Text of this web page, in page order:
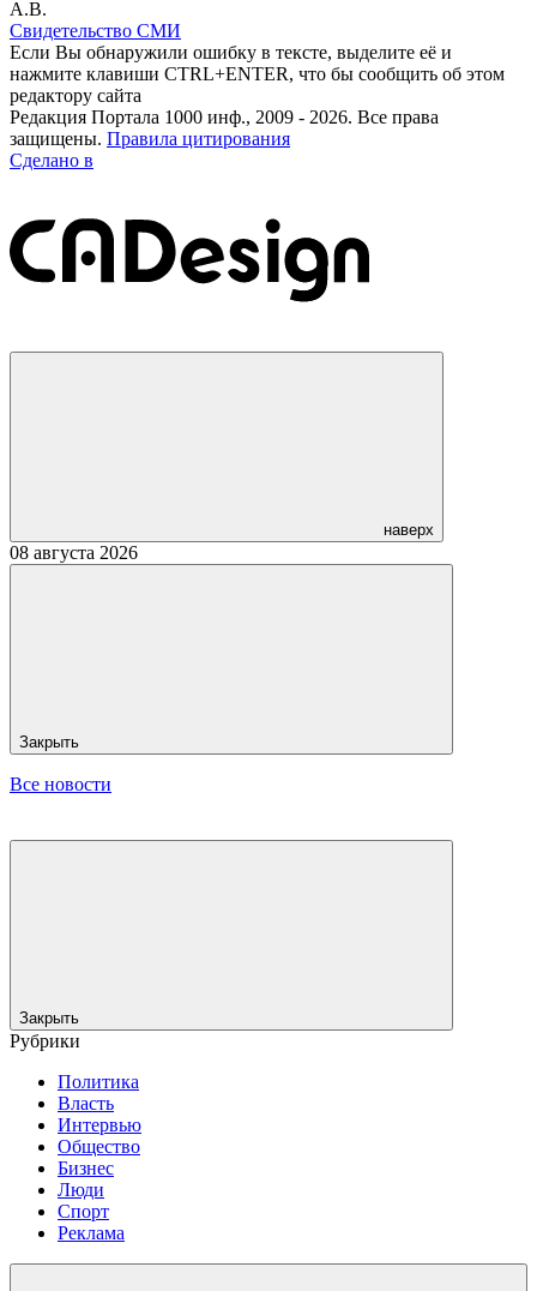
А.В.
Свидетельство СМИ
Если Вы обнаружили ошибку в тексте, выделите её и
нажмите клавиши CTRL+ENTER, что бы сообщить об этом
редактору сайта
Редакция Портала 1000 инф., 2009 - 2026. Все права
защищены. Правила цитирования
Сделано в
наверх
08 августа 2026
Закрыть
Все новости
Закрыть
Рубрики
Политика
Власть
Интервью
Общество
Бизнес
Люди
Спорт
Реклама